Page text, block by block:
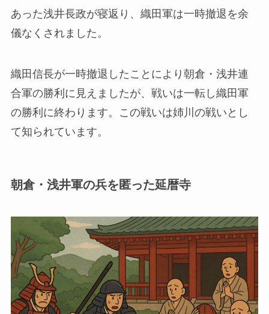
あった浅井長政が寝返り、織田軍は一時撤退を余
儀なくされました。
織田信長が一時撤退したことにより朝倉・浅井連
合軍の勝利に見えましたが、戦いは一転し織田軍
の勝利に終わります。この戦いは姉川の戦いとし
て知られています。
朝倉・浅井軍の兵を匿った延暦寺